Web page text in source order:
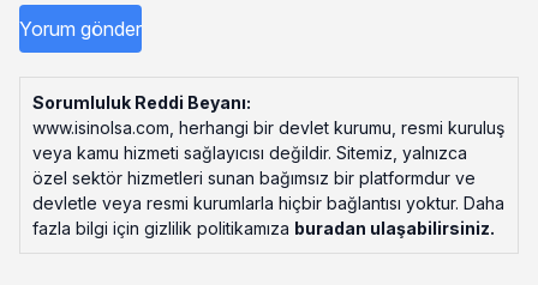
Sorumluluk Reddi Beyanı:
www.isinolsa.com, herhangi bir devlet kurumu, resmi kuruluş
veya kamu hizmeti sağlayıcısı değildir. Sitemiz, yalnızca
özel sektör hizmetleri sunan bağımsız bir platformdur ve
devletle veya resmi kurumlarla hiçbir bağlantısı yoktur. Daha
fazla bilgi için gizlilik politikamıza buradan ulaşabilirsiniz.